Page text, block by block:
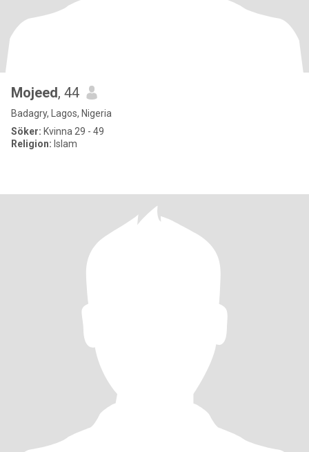
Mojeed, 44
Badagry, Lagos, Nigeria
Söker: Kvinna 29 - 49
Religion: Islam